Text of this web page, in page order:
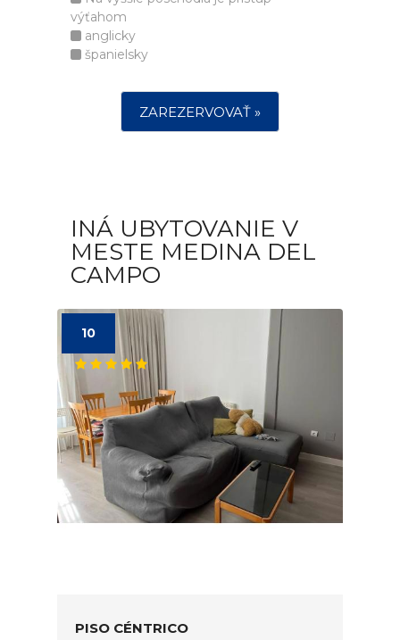
výťahom
anglicky
španielsky
ZAREZERVOVAŤ »
INÁ UBYTOVANIE V
MESTE MEDINA DEL
CAMPO
10
PISO CÉNTRICO